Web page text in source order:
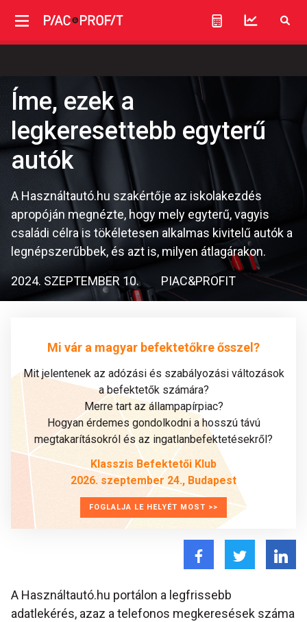
Íme, ezek a
legkeresettebb egyterű
autók
A Használtautó.hu szakértője az iskolakezdés
apropóján megnézte, hogy mely egyterű, vagyis
családi célra is tökéletesen alkalmas kivitelű autók a
legnépszerűbbek, és azt is, milyen átlagárakon.
2024. SZEPTEMBER 10. PIAC&PROFIT
Mi vár a magyar befektetőkre ősszel?
Mit jelentenek az adózási és szabályozási változások
a befektetők számára?
Merre tart az állampapírpiac?
Hogyan érdemes gondolkodni a hosszú távú
megtakarításokról és az ingatlanbefektetésekről?
Klasszis Befektetői Klub
2026. szeptember 24., Budapest
FOGLALJA LE HELYÉT MOST >>
A Használtautó.hu portálon a legfrissebb
adatlekérés, azaz a telefonos megkeresések száma